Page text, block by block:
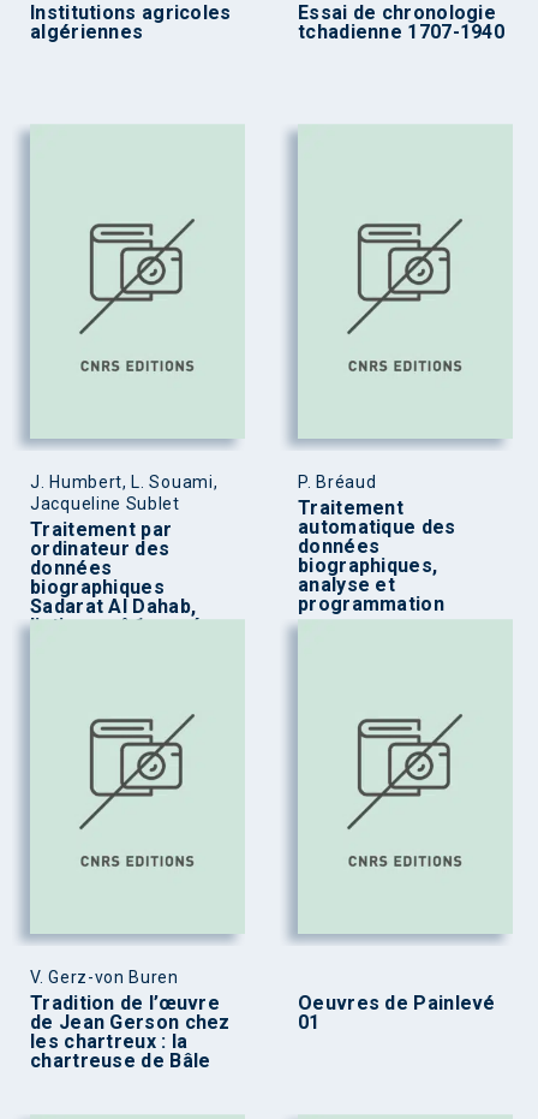
Institutions agricoles
algériennes
Essai de chronologie
tchadienne 1707-1940
J. Humbert, L. Souami,
Jacqueline Sublet
Traitement par
ordinateur des
données
biographiques
Sadarat Al Dahab,
listing – n° 1, années
P. Bréaud
Traitement
automatique des
données
biographiques,
analyse et
programmation
V. Gerz-von Buren
Tradition de l’œuvre
de Jean Gerson chez
les chartreux : la
chartreuse de Bâle
Oeuvres de Painlevé
01